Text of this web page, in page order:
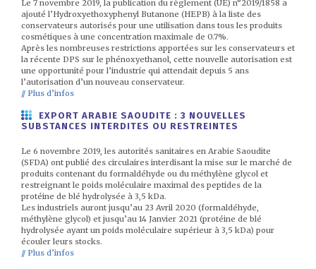
Le 7 novembre 2019, la publication du règlement (UE) n°2019/1858 a
ajouté l’Hydroxyethoxyphenyl Butanone (HEPB) à la liste des
conservateurs autorisés pour une utilisation dans tous les produits
cosmétiques à une concentration maximale de 0.7%.
Après les nombreuses restrictions apportées sur les conservateurs et
la récente DPS sur le phénoxyethanol, cette nouvelle autorisation est
une opportunité pour l’industrie qui attendait depuis 5 ans
l’autorisation d’un nouveau conservateur.
// Plus d’infos
EXPORT ARABIE SAOUDITE : 3 NOUVELLES
SUBSTANCES INTERDITES OU RESTREINTES
Le 6 novembre 2019, les autorités sanitaires en Arabie Saoudite
(SFDA) ont publié des circulaires interdisant la mise sur le marché de
produits contenant du formaldéhyde ou du méthylène glycol et
restreignant le poids moléculaire maximal des peptides de la
protéine de blé hydrolysée à 3,5 kDa.
Les industriels auront jusqu’au 23 Avril 2020 (formaldéhyde,
méthylène glycol) et jusqu’au 14 Janvier 2021 (protéine de blé
hydrolysée ayant un poids moléculaire supérieur à 3,5 kDa) pour
écouler leurs stocks.
// Plus d’infos